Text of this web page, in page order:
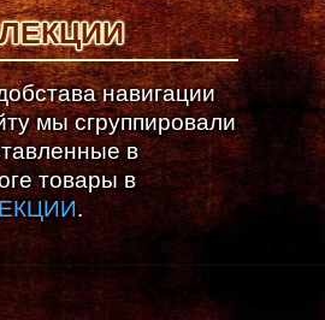
навигации
мы сгруппировали
в
товары в
.